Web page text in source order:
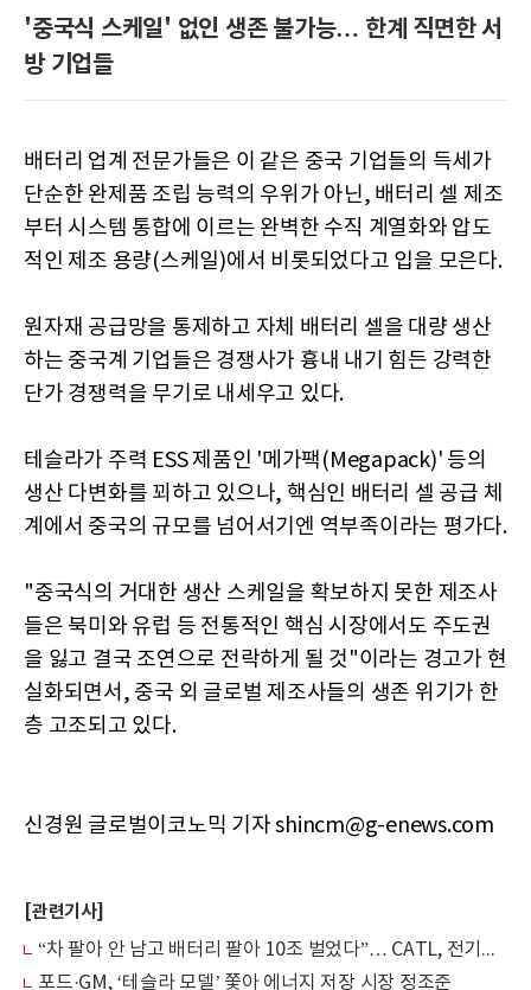
'중국식 스케일' 없인 생존 불가능… 한계 직면한 서
방 기업들
배터리 업계 전문가들은 이 같은 중국 기업들의 득세가
단순한 완제품 조립 능력의 우위가 아닌, 배터리 셀 제조
부터 시스템 통합에 이르는 완벽한 수직 계열화와 압도
적인 제조 용량(스케일)에서 비롯되었다고 입을 모은다.
원자재 공급망을 통제하고 자체 배터리 셀을 대량 생산
하는 중국계 기업들은 경쟁사가 흉내 내기 힘든 강력한
단가 경쟁력을 무기로 내세우고 있다.
테슬라가 주력 ESS 제품인 '메가팩(Megapack)' 등의
생산 다변화를 꾀하고 있으나, 핵심인 배터리 셀 공급 체
계에서 중국의 규모를 넘어서기엔 역부족이라는 평가다.
"중국식의 거대한 생산 스케일을 확보하지 못한 제조사
들은 북미와 유럽 등 전통적인 핵심 시장에서도 주도권
을 잃고 결국 조연으로 전락하게 될 것"이라는 경고가 현
실화되면서, 중국 외 글로벌 제조사들의 생존 위기가 한
층 고조되고 있다.
신경원 글로벌이코노믹 기자 shincm@g-enews.com
[관련기사]
“차 팔아 안 남고 배터리 팔아 10조 벌었다”… CATL, 전기차 전쟁의 ‘진정한 승자’
포드·GM, ‘테슬라 모델’ 쫓아 에너지 저장 시장 정조준